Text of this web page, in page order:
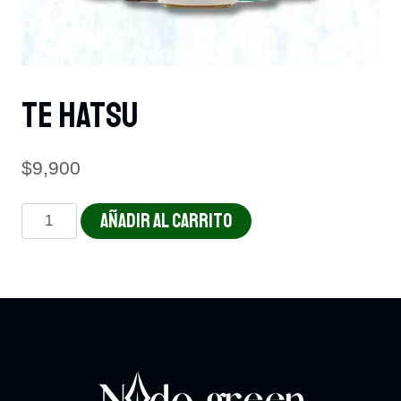
TE Hatsu
$9,900
Hatsu
AÑADIR AL CARRITO